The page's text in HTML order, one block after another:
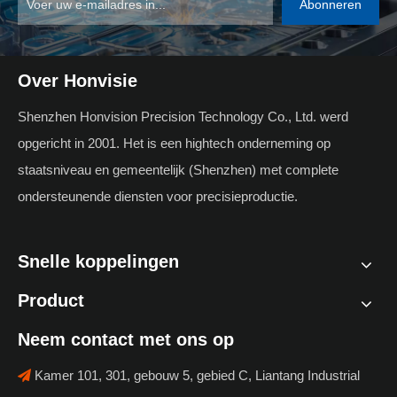
Abonneren
Over Honvisie
Shenzhen Honvision Precision Technology Co., Ltd. werd
opgericht in 2001. Het is een hightech onderneming op
staatsniveau en gemeentelijk (Shenzhen) met complete
ondersteunende diensten voor precisieproductie.
Snelle koppelingen
Product
Neem contact met ons op
 Kamer 101, 301, gebouw 5, gebied C, Liantang Industrial